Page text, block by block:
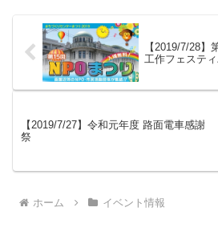
【2019/7/28
工作フェステ
【2019/7/27】令和元年度 路面電車感謝
祭
ホーム イベント情報